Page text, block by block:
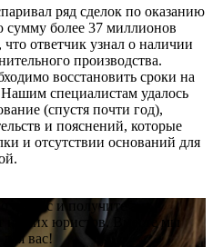
ряд сделок по оказанию
сумму более 37 миллионов
ответчик узнал о наличии
производства.
восстановить сроки на
специалистам удалось
(спустя почти год),
и пояснений, которые
и отсутствии оснований для
сейчас и получите
юристов. Вместе мы
вас!